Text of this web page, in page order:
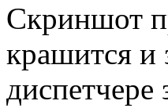
Скриншот
крашится и